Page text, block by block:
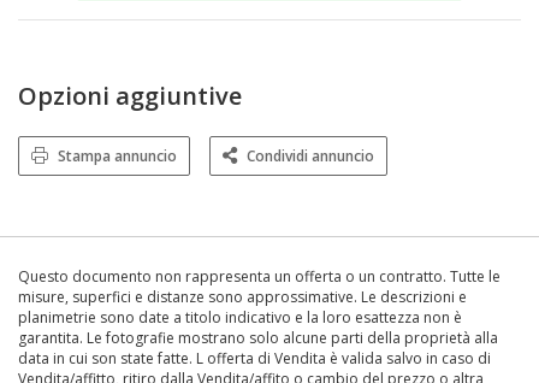
Opzioni aggiuntive
Stampa annuncio Condividi annuncio
Questo documento non rappresenta un offerta o un contratto. Tutte le
misure, superfici e distanze sono approssimative. Le descrizioni e
planimetrie sono date a titolo indicativo e la loro esattezza non è
garantita. Le fotografie mostrano solo alcune parti della proprietà alla
data in cui son state fatte. L offerta di Vendita è valida salvo in caso di
Vendita/affitto, ritiro dalla Vendita/affito o cambio del prezzo o altra